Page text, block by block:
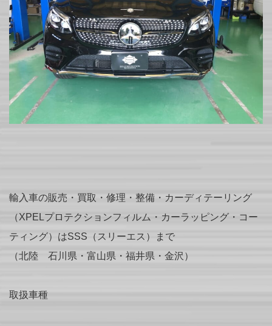
輸入車の販売・買取・修理・整備・カーディテーリング
（XPELプロテクションフィルム・カーラッピング・コー
ティング）はSSS（スリーエス）まで
（北陸 石川県・富山県・福井県・金沢）
取扱車種